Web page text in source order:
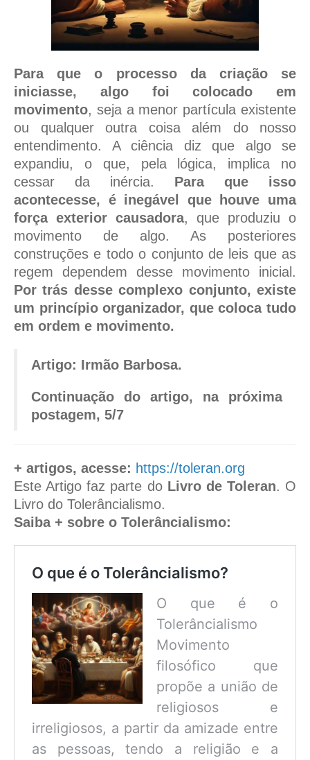
Para que o processo da criação se
iniciasse, algo foi colocado em
movimento, seja a menor partícula existente
ou qualquer outra coisa além do nosso
entendimento. A ciência diz que algo se
expandiu, o que, pela lógica, implica no
cessar da inércia. Para que isso
acontecesse, é inegável que houve uma
força exterior causadora, que produziu o
movimento de algo. As posteriores
construções e todo o conjunto de leis que as
regem dependem desse movimento inicial.
Por trás desse complexo conjunto, existe
um princípio organizador, que coloca tudo
em ordem e movimento.
Artigo: Irmão Barbosa.
Continuação do artigo, na próxima
postagem, 5/7
+ artigos, acesse: https://toleran.org
Este Artigo faz parte do Livro de Toleran. O
Livro do Tolerâncialismo.
Saiba + sobre o Tolerâncialismo:
O que é o Tolerâncialismo?
O que é o
Tolerâncialismo
Movimento
filosófico que
propõe a união de
religiosos e
irreligiosos, a partir da amizade entre
as pessoas, tendo a religião e a